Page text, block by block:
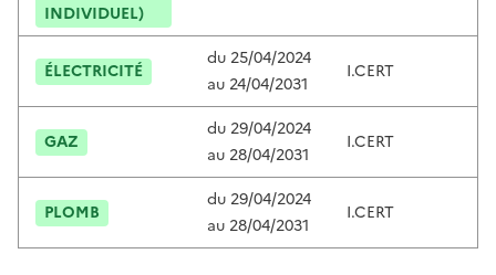
INDIVIDUEL)
ÉLECTRICITÉ
du 25/04/2024
au 24/04/2031
I.CERT
GAZ
du 29/04/2024
au 28/04/2031
I.CERT
PLOMB
du 29/04/2024
au 28/04/2031
I.CERT